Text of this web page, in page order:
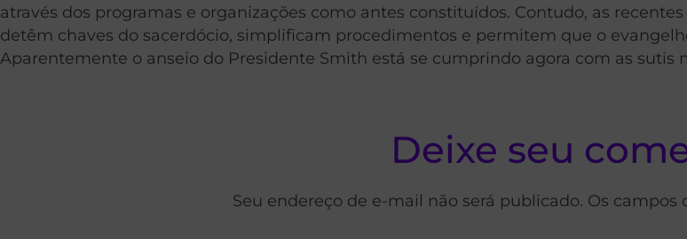
através dos programas e organizações como antes constituídos. Contudo, as
detêm chaves do sacerdócio, simplificam procedimentos e permitem que o
Aparentemente o anseio do Presidente Smith está se cumprindo agora com as
Deixe seu
Seu endereço de e-mail não será publicado. Os